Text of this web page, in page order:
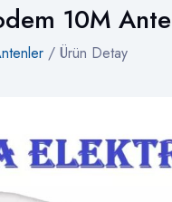
10M
/ Ürün Detay